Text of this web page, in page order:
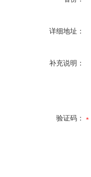
详细地址：
补充说明：
验证码：